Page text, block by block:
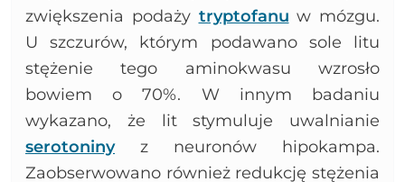
zwiększenia podaży tryptofanu w mózgu.
U szczurów, którym podawano sole litu
stężenie tego aminokwasu wzrosło
bowiem o 70%. W innym badaniu
wykazano, że lit stymuluje uwalnianie
serotoninyz neuronów hipokampa.
Zaobserwowano również redukcję stężenia